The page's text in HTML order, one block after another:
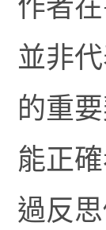
並非
的重
能正
過反